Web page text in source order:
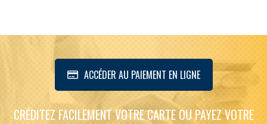
ACCÉDER AU PAIEMENT EN LIGNE
CRÉDITEZ FACILEMENT VOTRE CARTE OU PAYEZ VOTRE